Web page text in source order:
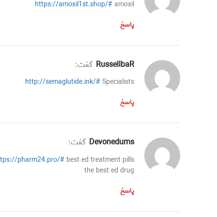
https://amoxil1st.shop/#amoxil
پاسخ
RussellbaR گفت:
http://semaglutide.ink/#Specialists
پاسخ
Devonedums گفت:
pharm24.pro/# best ed treatment pills
the best ed drug
پاسخ